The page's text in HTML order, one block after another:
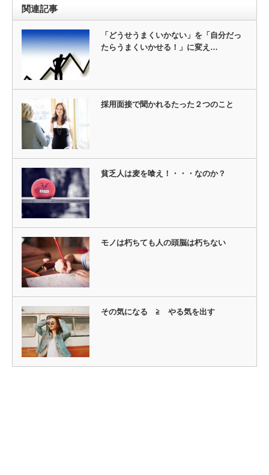
関連記事
「どうせうまくいかない」を「自分だっ
たらうまくいかせる！」に変え…
採用面接で聞かれるたった２つのこと
貧乏人は麦を喰え！・・・なのか？
モノは朽ちても人の頭脳は朽ちない
その気になる ≧ やる気を出す